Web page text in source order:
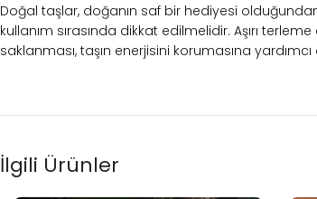
Doğal taşlar, doğanın saf bir hediyesi
kullanım sırasında dikkat edilmelidir. Aşırı
saklanması, taşın enerjisini korumasına
İlgili Ürünler